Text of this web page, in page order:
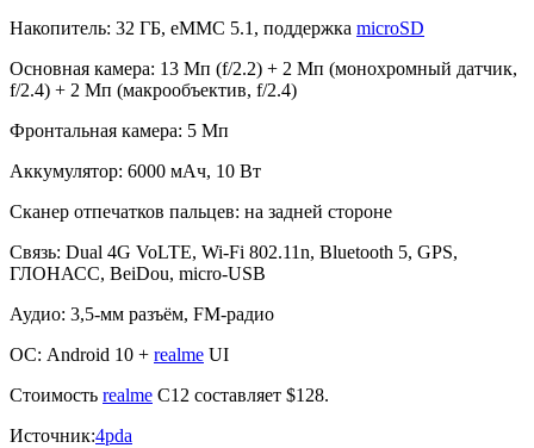
Накопитель: 32 ГБ, eMMC 5.1, поддержка microSD
Основная камера: 13 Мп (f/2.2) + 2 Мп (монохромный датчик,
f/2.4) + 2 Мп (макрообъектив, f/2.4)
Фронтальная камера: 5 Мп
Аккумулятор: 6000 мАч, 10 Вт
Сканер отпечатков пальцев: на задней стороне
Связь: Dual 4G VoLTE, Wi-Fi 802.11n, Bluetooth 5, GPS,
ГЛОНАСС, BeiDou, micro-USB
Аудио: 3,5-мм разъём, FM-радио
ОС: Android 10 + realme UI
Стоимость realme C12 составляет $128.
Источник:4pda